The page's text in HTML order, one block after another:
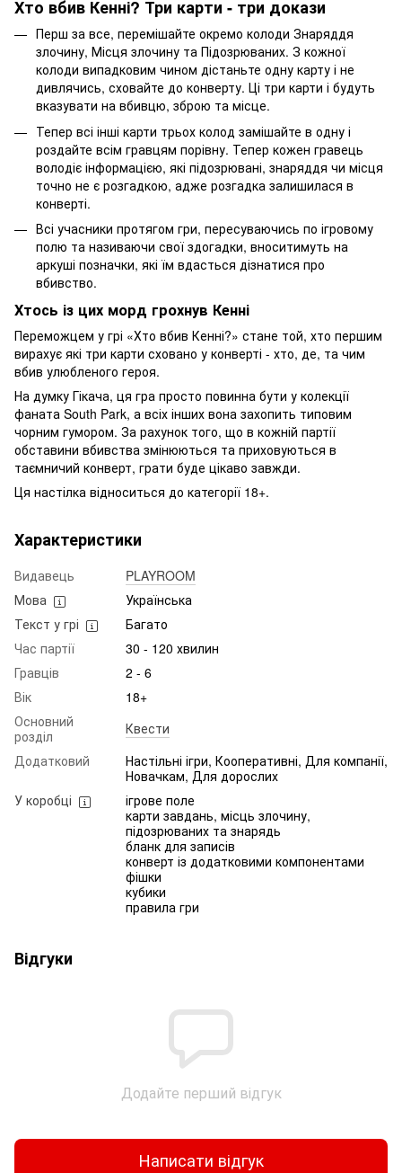
Хто вбив Кенні? Три карти - три докази
Перш за все, перемішайте окремо колоди Знаряддя
злочину, Місця злочину та Підозрюваних. З кожної
колоди випадковим чином дістаньте одну карту і не
дивлячись, сховайте до конверту. Ці три карти і будуть
вказувати на вбивцю, зброю та місце.
Тепер всі інші карти трьох колод замішайте в одну і
роздайте всім гравцям порівну. Тепер кожен гравець
володіє інформацією, які підозрювані, знаряддя чи місця
точно не є розгадкою, адже розгадка залишилася в
конверті.
Всі учасники протягом гри, пересуваючись по ігровому
полю та називаючи свої здогадки, вноситимуть на
аркуші позначки, які їм вдасться дізнатися про
вбивство.
Хтось із цих морд грохнув Кенні
Переможцем у грі «Хто вбив Кенні?» стане той, хто першим
вирахує які три карти сховано у конверті - хто, де, та чим
вбив улюбленого героя.
На думку Гікача, ця гра просто повинна бути у колекції
фаната South Park, а всіх інших вона захопить типовим
чорним гумором. За рахунок того, що в кожній партії
обставини вбивства змінюються та приховуються в
таємничий конверт, грати буде цікаво завжди.
Ця настілка відноситься до категорії 18+.
Характеристики
Видавець
PLAYROOM
Мова
Українська
Текст у грі
Багато
Час партії
30 - 120 хвилин
Гравців
2 - 6
Вік
18+
Основний
розділ
Квести
Додатковий
Настільні ігри, Кооперативні, Для компанії,
Новачкам, Для дорослих
У коробці
ігрове поле
карти завдань, місць злочину,
підозрюваних та знарядь
бланк для записів
конверт із додатковими компонентами
фішки
кубики
правила гри
Відгуки
Додайте перший відгук
Написати відгук